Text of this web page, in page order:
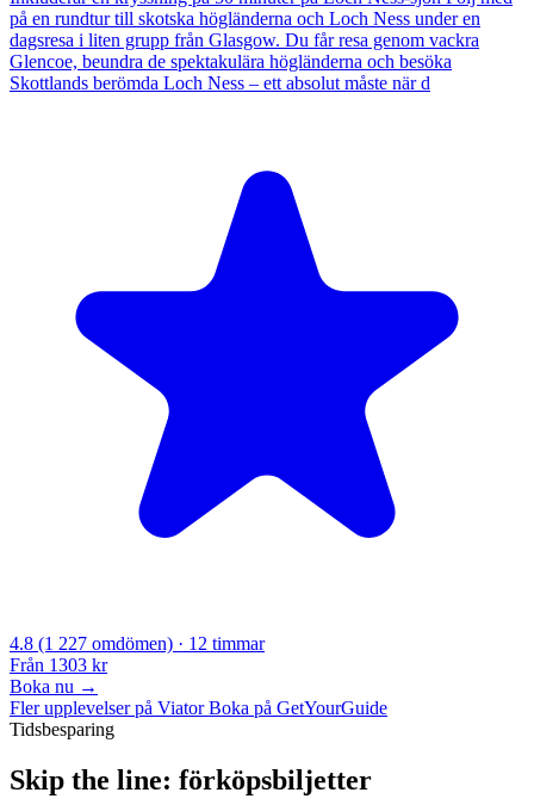
på en rundtur till skotska högländerna och Loch Ness under en
dagsresa i liten grupp från Glasgow. Du får resa genom vackra
Glencoe, beundra de spektakulära högländerna och besöka
Skottlands berömda Loch Ness – ett absolut måste när d
4.8 (1 227 omdömen) · 12 timmar
Från 1303 kr
Boka nu →
Fler upplevelser på ViatorBoka på GetYourGuide
Tidsbesparing
Skip the line: förköpsbiljetter